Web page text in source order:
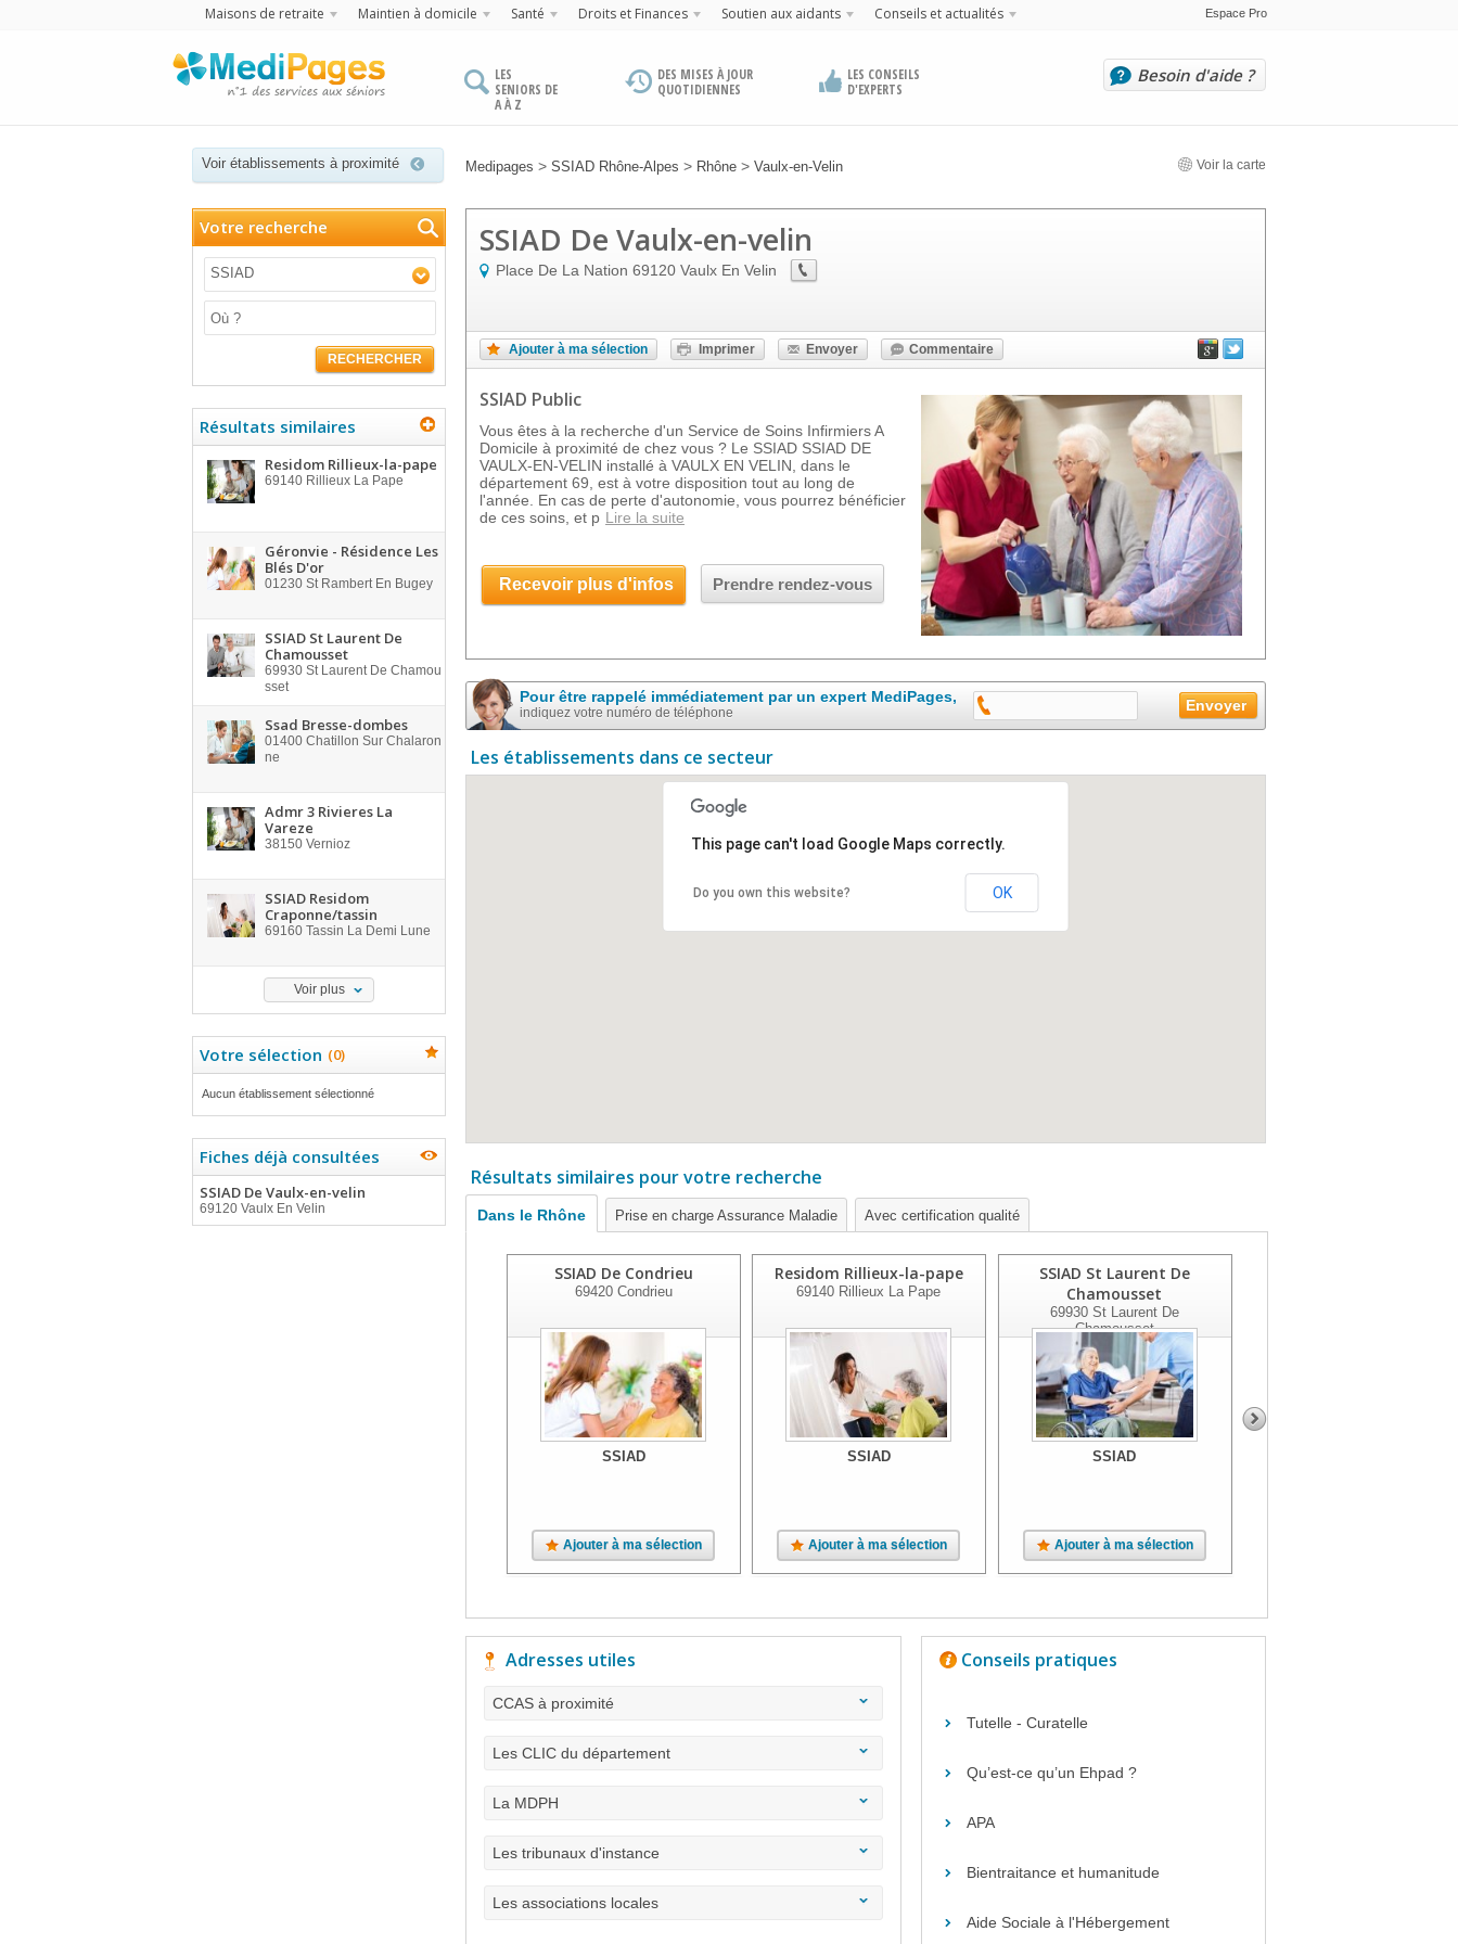
Maisons de retraite Maintien à domicile Santé Droits et Finances Soutien aux aidants Conseils et actualités Espace Pro
LES
SENIORS DE
A À Z
DES MISES À JOUR
QUOTIDIENNES
LES CONSEILS
D'EXPERTS
Besoin d'aide ?
Voir établissements à proximité Medipages > SSIAD Rhône-Alpes > Rhône > Vaulx-en-Velin Voir la carte
Votre recherche
SSIAD
RECHERCHER
Résultats similaires
Residom Rillieux-la-pape
69140 Rillieux La Pape
Géronvie - Résidence Les
Blés D'or
01230 St Rambert En Bugey
SSIAD St Laurent De
Chamousset
69930 St Laurent De Chamou
sset
Ssad Bresse-dombes
01400 Chatillon Sur Chalaron
ne
Admr 3 Rivieres La
Vareze
38150 Vernioz
SSIAD Residom
Craponne/tassin
69160 Tassin La Demi Lune
Voir plus
Votre sélection (0)
Aucun établissement sélectionné
Fiches déjà consultées
SSIAD De Vaulx-en-velin
69120 Vaulx En Velin
SSIAD De Vaulx-en-velin
Place De La Nation 69120 Vaulx En Velin
Ajouter à ma sélection Imprimer Envoyer Commentaire
SSIAD Public
Vous êtes à la recherche d'un Service de Soins Infirmiers A
Domicile à proximité de chez vous ? Le SSIAD SSIAD DE
VAULX-EN-VELIN installé à VAULX EN VELIN, dans le
département 69, est à votre disposition tout au long de
l'année. En cas de perte d'autonomie, vous pourrez bénéficier
de ces soins, et p Lire la suite
Recevoir plus d'infos Prendre rendez-vous
Pour être rappelé immédiatement par un expert MediPages,
indiquez votre numéro de téléphone
Les établissements dans ce secteur
This page can't load Google Maps correctly.
Do you own this website? OK
Résultats similaires pour votre recherche
Dans le Rhône Prise en charge Assurance Maladie Avec certification qualité
SSIAD De Condrieu
69420Condrieu
SSIAD
Ajouter à ma sélection
Residom Rillieux-la-pape
69140 Rillieux La Pape
SSIAD
Ajouter à ma sélection
SSIAD St Laurent De
Chamousset
69930St Laurent De
Chamousset
SSIAD
Ajouter à ma sélection
Adresses utiles
CCAS à proximité
Les CLIC du département
La MDPH
Les tribunaux d'instance
Les associations locales
Conseils pratiques
Tutelle - Curatelle
Qu’est-ce qu’un Ehpad ?
APA
Bientraitance et humanitude
Aide Sociale à l'Hébergement